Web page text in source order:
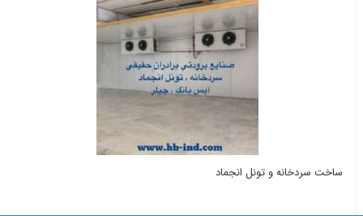
ساخت سردخانه و تونل انجماد